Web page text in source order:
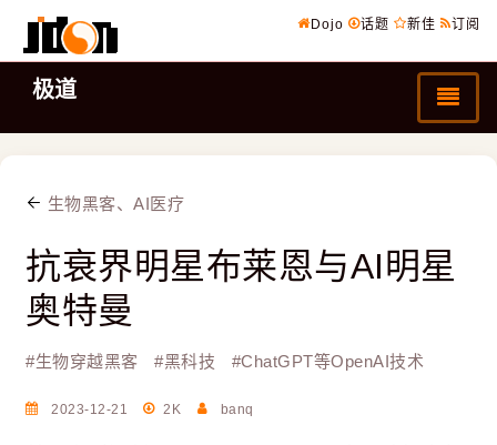
Dojo 话题 新佳 订阅
极道
生物黑客、AI医疗
抗衰界明星布莱恩与AI明星
奥特曼
#生物穿越黑客 #黑科技 #ChatGPT等OpenAI技术
2023-12-21 2K banq